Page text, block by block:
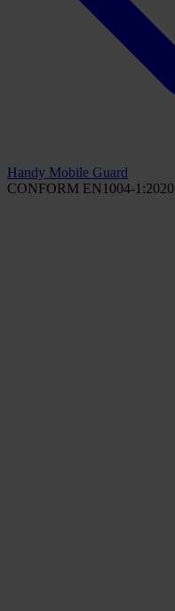
Handy Mobile Guard
CONFORM EN1004-1:2020